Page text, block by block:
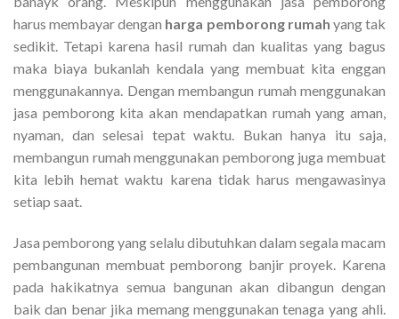
harus membayar dengan harga pemborong rumah yang tak
sedikit. Tetapi karena hasil rumah dan kualitas yang bagus
maka biaya bukanlah kendala yang membuat kita enggan
menggunakannya. Dengan membangun rumah menggunakan
jasa pemborong kita akan mendapatkan rumah yang aman,
nyaman, dan selesai tepat waktu. Bukan hanya itu saja,
membangun rumah menggunakan pemborong juga membuat
kita lebih hemat waktu karena tidak harus mengawasinya
setiap saat.
Jasa pemborong yang selalu dibutuhkan dalam segala macam
pembangunan membuat pemborong banjir proyek. Karena
pada hakikatnya semua bangunan akan dibangun dengan
baik dan benar jika memang menggunakan tenaga yang ahli.